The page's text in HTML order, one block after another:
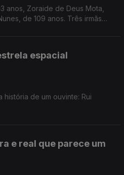
anos, Zoraide de Deus Mota,
de 109 anos. Três irmãs
espacial
história de um ouvinte: Rui
e real que parece um